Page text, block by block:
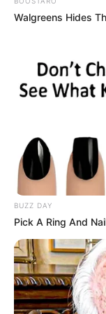
Wandern
Kletterparks
nz
Seenachtsfest in
Hotel Konstanz
Walgreens Hides
BUZZ DAY
Pick A Ring And